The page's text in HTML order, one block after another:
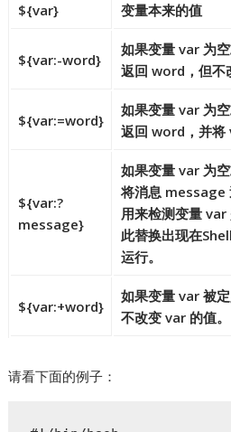
${var} 变量本来的值
${var:-word}
如果变量 var 为
返回 word，但不
${var:=word}
如果变量 var 为
返回 word，并将
${var:?
message}
如果变量 var 为
将消息 message
用来检测变量
此替换出现在
运行。
${var:+word}
如果变量 var 被
不改变 var 的值。
请看下面的例子：